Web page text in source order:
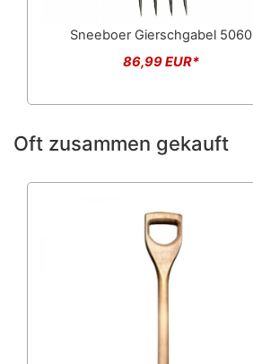
Sneeboer Gierschgabel 5060
86,99 EUR*
Oft zusammen gekauft